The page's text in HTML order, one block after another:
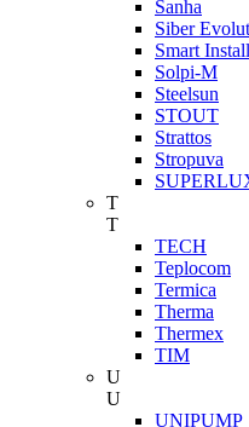
Sanha
Siber
Smart Install
Solpi-M
Steelsun
STOUT
Strattos
Stropuva
T
T
TECH
Teplocom
Termica
Therma
Thermex
TIM
U
U
UNIPUMP